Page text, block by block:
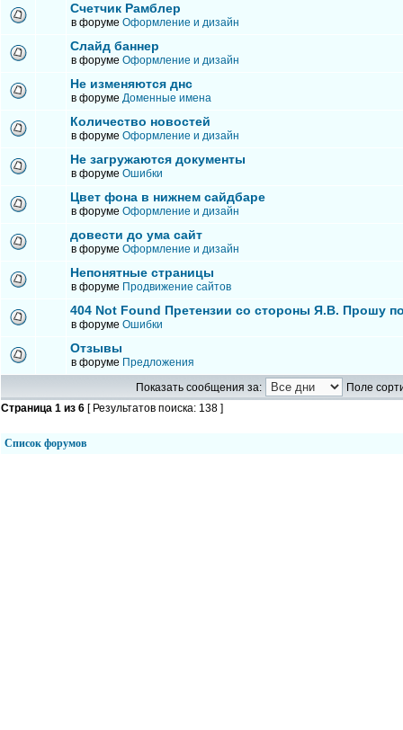
Счетчик Рамблер
в форуме Оформление и дизайн
Слайд баннер
в форуме Оформление и дизайн
Не изменяются днс
в форуме Доменные имена
Количество новостей
в форуме Оформление и дизайн
Не загружаются документы
в форуме Ошибки
Цвет фона в нижнем сайдбаре
в форуме Оформление и дизайн
довести до ума сайт
в форуме Оформление и дизайн
Непонятные страницы
в форуме Продвижение сайтов
404 Not Found Претензии со стороны Я.В. Прошу
в форуме Ошибки
Отзывы
в форуме Предложения
Показать сообщения за:
Поле
Страница 1 из 6 [ Результатов поиска: 138 ]
Список форумов